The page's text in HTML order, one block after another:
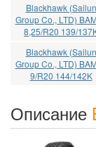
Blackhawk (Sailun
Group Co., LTD)
8,25/R20 139/
Blackhawk (Sailun
Group Co., LTD)
9/R20 144/142K
Описание